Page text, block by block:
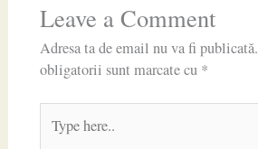
Leave a Comment
Adresa ta de email nu va fi publicată.
obligatorii sunt marcate cu *
here..